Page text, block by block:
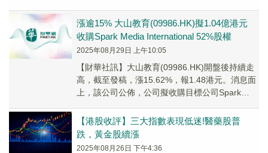
漲逾15% 大山教育(09986.HK)擬1.04億港元
收購Spark Media International 52%股權
2025年08月29日 上午10:05
【財華社訊】大山教育(09986.HK)開盤後持續走
高，截至發稿，漲15.62%，報1.48港元。消息面
上，該公司公佈，公司擬收購目標公司Spark
【港股收評】三大指數表現低迷!醫藥股普
跌，黃金股續漲
2025年08月26日 下午4:36